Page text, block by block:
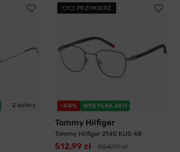
2 kolory
PRZYMIERZ
-40% WYSYŁKA 24H
Tommy Hilfiger
Tommy Hilfiger 2140 KU0 48
512,99 zł 854,99 zł